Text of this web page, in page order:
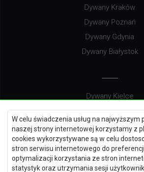
W celu świadczenia usług na najwyższym
naszej strony internetowej korzystamy z
cookies wykorzystywane są w celu
stron serwisu internetowego do
optymalizacji korzystania ze stron
statystyk oraz utrzymania sesji
Dywany Kraków
Dywany Poznań
Dywany Gdynia
Dywany Białystok
Dywany Kielce
Dywany Gdańsk
Dywany Toruń
Dywany Bydgoszcz